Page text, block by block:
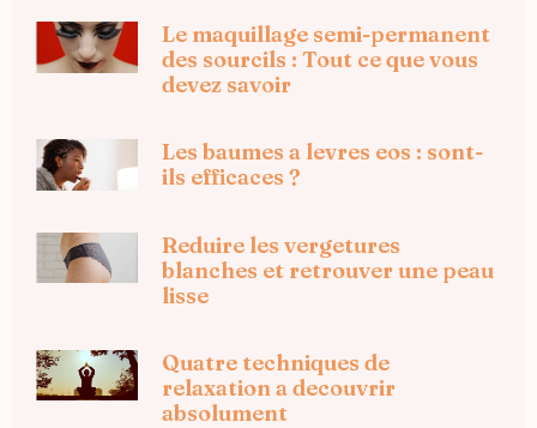
Le maquillage semi-permanent
des sourcils : Tout ce que vous
devez savoir
Les baumes a levres eos : sont-
ils efficaces ?
Reduire les vergetures
blanches et retrouver une peau
lisse
Quatre techniques de
relaxation a decouvrir
absolument